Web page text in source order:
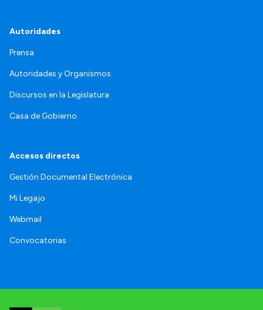
Autoridades
Prensa
Autoridades y Organismos
Discursos en la Legislatura
Casa de Gobierno
Accesos directos
Gestión Documental Electrónica
Mi Legajo
Webmail
Convocatorias